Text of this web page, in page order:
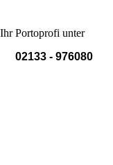
Ihr Portoprofi unter
02133 - 976080